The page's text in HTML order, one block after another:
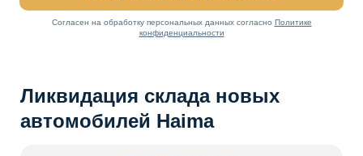
Согласен на обработку персональных данных согласно Политике
конфиденциальности
Ликвидация склада новых
автомобилей Haima